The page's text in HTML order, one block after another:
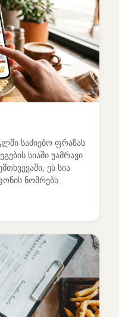
საძიებო ფრაზას
სიაში უამრავი
ეს სია
ნომრებს